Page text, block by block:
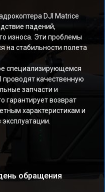
DJI Matrice
падений,
износа. Эти проблемы
на стабильности полета
специализирующемся
проводят качественную
запчасти и
гарантирует возврат
характеристикам и
обращения